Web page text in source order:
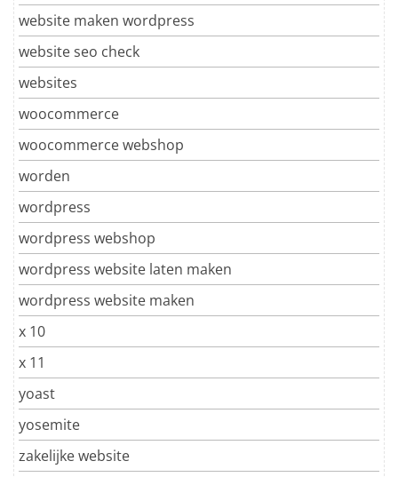
website maken wordpress
website seo check
websites
woocommerce
woocommerce webshop
worden
wordpress
wordpress webshop
wordpress website laten maken
wordpress website maken
x 10
x 11
yoast
yosemite
zakelijke website